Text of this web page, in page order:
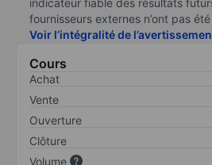
indicateur fiable des résultats
fournisseurs externes n’ont pas
Voir l’intégralité de
Cours
Achat
Vente
Ouverture
Clôture
Volume